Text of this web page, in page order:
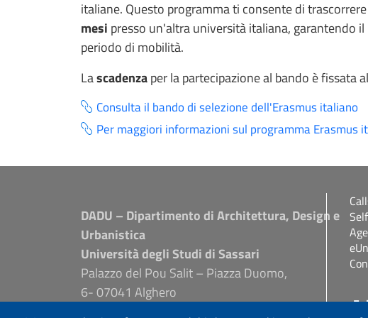
italiane. Questo programma ti consente di
mesi presso un'altra università italiana, garantendo
periodo di mobilità.
Lascadenzaper la partecipazione al bando è fissata
Consulta il bando di selezione dell'Erasmus italiano
Per maggiori informazioni sul programma Erasmus
DADU – Dipartimento di Architettura, Design e
Urbanistica
Università degli Studi di Sassari
Palazzo del Pou Salit – Piazza Duomo,
6- 07041 Alghero